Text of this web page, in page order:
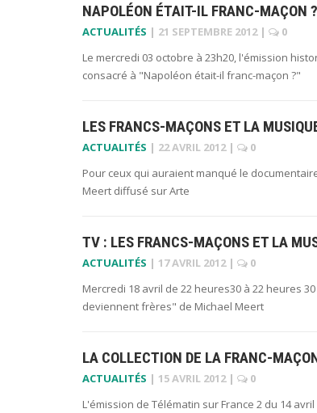
NAPOLÉON ÉTAIT-IL FRANC-MAÇON
ACTUALITÉS | 21 SEPTEMBRE 2012 |
0
Le mercredi 03 octobre à 23h20, l'émission
consacré à "Napoléon était-il franc-maçon ?"
LES FRANCS-MAÇONS ET LA
ACTUALITÉS | 22 AVRIL 2012 |
0
Pour ceux qui auraient manqué le
Meert diffusé sur Arte
TV : LES FRANCS-MAÇONS ET LA
ACTUALITÉS | 17 AVRIL 2012 |
0
Mercredi 18 avril de 22 heures30 à 22 heures
deviennent frères" de Michael Meert
LA COLLECTION DE LA FRANC-
ACTUALITÉS | 15 AVRIL 2012 |
0
L'émission de Télématin sur France 2 du 14